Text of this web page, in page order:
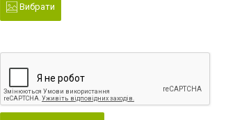
Вибрати